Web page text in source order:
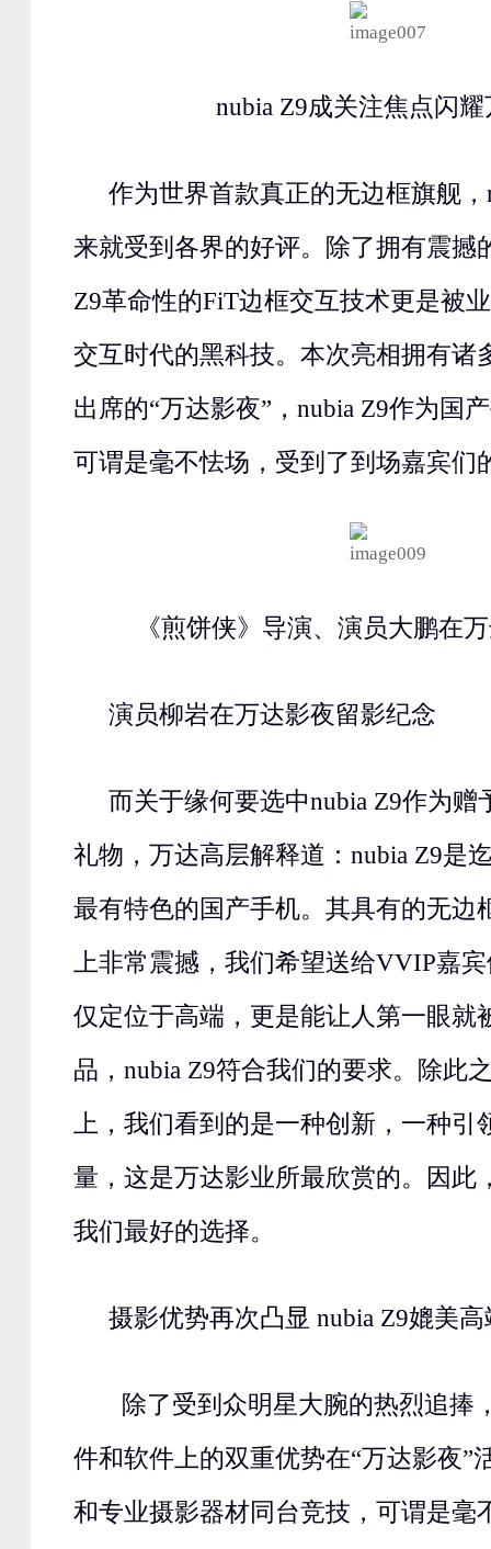
nubia Z9成关注焦点闪
作为世界首款真正的无边框旗舰
来就受到各界的好评。除了拥有震撼
Z9革命性的FiT边框交互技术更是被
交互时代的黑科技。本次亮相拥有诸
出席的“万达影夜”，nubia Z9作为国
可谓是毫不怯场，受到了到场嘉宾们
《煎饼侠》导演、演员大鹏在
演员柳岩在万达影夜留影纪念
而关于缘何要选中nubia Z9作为
礼物，万达高层解释道：nubia Z9是
最有特色的国产手机。其具有的无边
上非常震撼，我们希望送给VVIP嘉
仅定位于高端，更是能让人第一眼就
品，nubia Z9符合我们的要求。除此
上，我们看到的是一种创新，一种引
量，这是万达影业所最欣赏的。因此
我们最好的选择。
摄影优势再次凸显 nubia Z9媲美
除了受到众明星大腕的热烈追捧
件和软件上的双重优势在“万达影夜”
和专业摄影器材同台竞技，可谓是毫